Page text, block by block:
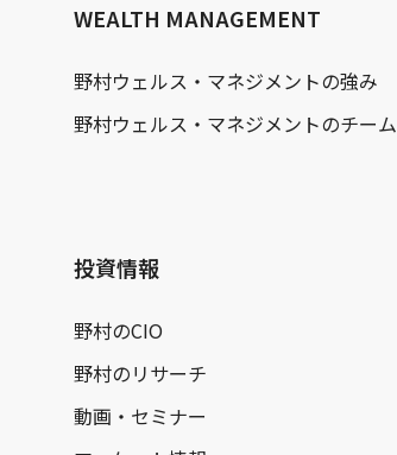
WEALTH MANAGEMENT
野村ウェルス・マネジメントの強み
野村ウェルス・マネジメントのチーム
投資情報
野村のCIO
野村のリサーチ
動画・セミナー